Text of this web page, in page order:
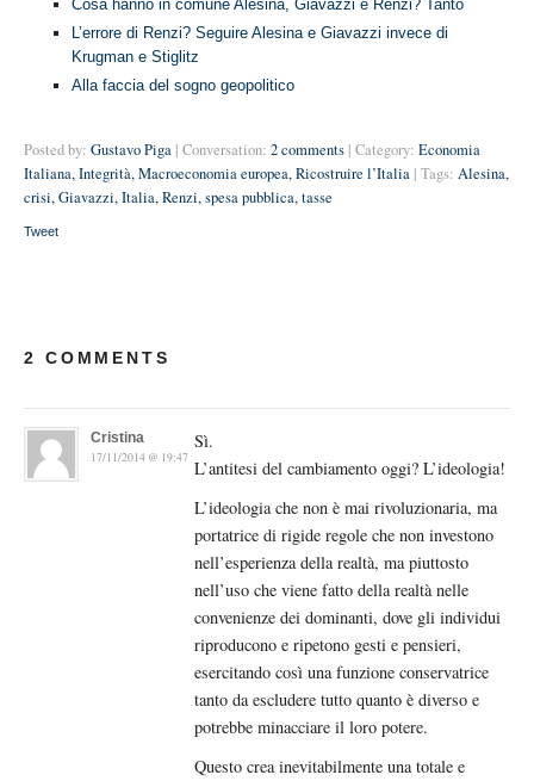
Cosa hanno in comune Alesina, Giavazzi e Renzi? Tanto
L’errore di Renzi? Seguire Alesina e Giavazzi invece di
Krugman e Stiglitz
Alla faccia del sogno geopolitico
Posted by: Gustavo Piga | Conversation: 2 comments | Category: Economia
Italiana,Integrità,Macroeconomia europea,Ricostruire l’Italia | Tags: Alesina,
crisi,Giavazzi,Italia,Renzi,spesa pubblica,tasse
Tweet
2 COMMENTS
Cristina
17/11/2014 @ 19:47
Sì.
L’antitesi del cambiamento oggi? L’ideologia!
L’ideologia che non è mai rivoluzionaria, ma
portatrice di rigide regole che non investono
nell’esperienza della realtà, ma piuttosto
nell’uso che viene fatto della realtà nelle
convenienze dei dominanti, dove gli individui
riproducono e ripetono gesti e pensieri,
esercitando così una funzione conservatrice
tanto da escludere tutto quanto è diverso e
potrebbe minacciare il loro potere.
Questo crea inevitabilmente una totale e